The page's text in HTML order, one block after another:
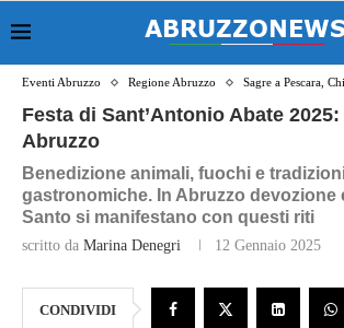
Eventi Abruzzo Regione Abruzzo Sagre a Pescara,
Festa di Sant’Antonio Abate
Abruzzo
Benedizione animali, fuochi e
gastronomiche. In Abruzzo devozione
Santo si manifestano con questi riti
scritto da Marina Denegri 12 Gennaio 2025
CONDIVIDI